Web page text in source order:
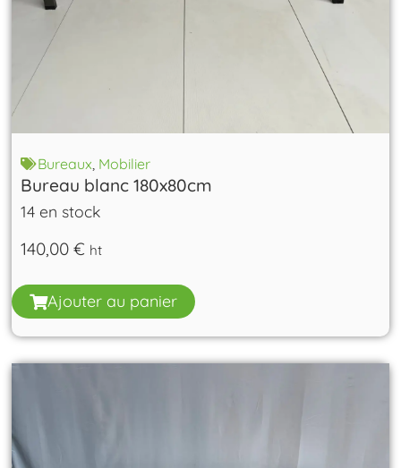
Bureaux, Mobilier
Bureau blanc 180x80cm
14 en stock
140,00€ ht
Ajouter au panier